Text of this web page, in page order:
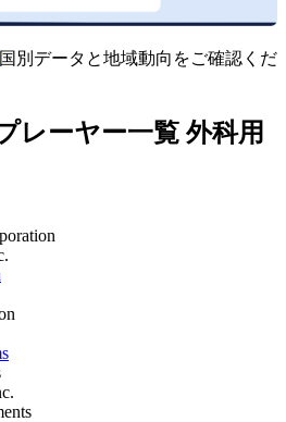
国別データと地域動向をご確認くだ
レーヤー一覧 外科用